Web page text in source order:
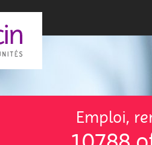
Emploi,